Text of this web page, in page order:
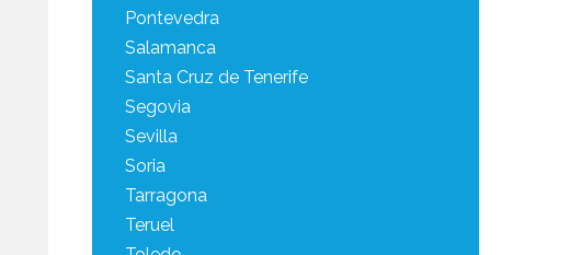
Pontevedra
Salamanca
Santa Cruz de Tenerife
Segovia
Sevilla
Soria
Tarragona
Teruel